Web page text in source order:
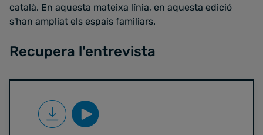
català. En aquesta mateixa línia, en aquesta edició
s'han ampliat els espais familiars.
Recupera l'entrevista